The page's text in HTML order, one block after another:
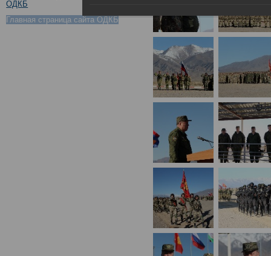
ОДКБ
Главная страница сайта ОДКБ